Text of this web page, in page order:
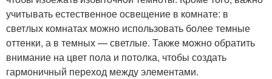
учитывать естественное освещение в комнате: в
светлых комнатах можно использовать более темные
оттенки, а в темных — светлые. Также можно обратить
внимание на цвет пола и потолка, чтобы создать
гармоничный переход между элементами.